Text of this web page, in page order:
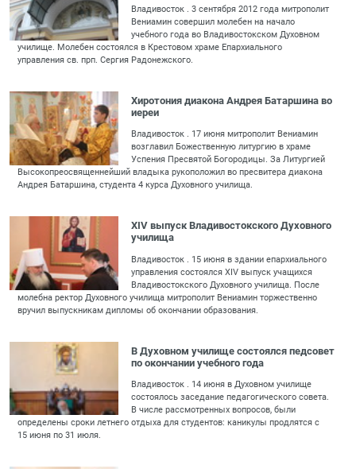
Владивосток . 3 сентября 2012 года митрополит
Вениамин совершил молебен на начало
учебного года во Владивостокском Духовном
училище. Молебен состоялся в Крестовом храме Епархиального
управления св. прп. Сергия Радонежского.
Хиротония диакона Андрея Батаршина во
иереи
Владивосток . 17 июня митрополит Вениамин
возглавил Божественную литургию в храме
Успения Пресвятой Богородицы. За Литургией
Высокопреосвященнейший владыка рукоположил во пресвитера диакона
Андрея Батаршина, студента 4 курса Духовного училища.
XIV выпуск Владивостокского Духовного
училища
Владивосток . 15 июня в здании епархиального
управления состоялся XIV выпуск учащихся
Владивостокского Духовного училища. После
молебна ректор Духовного училища митрополит Вениамин торжественно
вручил выпускникам дипломы об окончании образования.
В Духовном училище состоялся педсовет
по окончании учебного года
Владивосток . 14 июня в Духовном училище
состоялось заседание педагогического совета.
В числе рассмотренных вопросов, были
определены сроки летнего отдыха для студентов: каникулы продлятся с
15 июня по 31 июля.